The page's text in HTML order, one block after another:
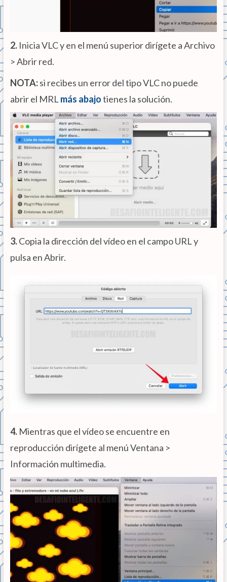
2.Inicia VLC y en el menú superior dirígete a Archivo
> Abrir red.
NOTA:si recibes un error del tipo VLC no puede
abrir el MRL más abajotienes la solución.
3.Copia la dirección del vídeo en el campo URL y
pulsa en Abrir.
4.Mientras que el vídeo se encuentre en
reproducción dirígete al menú Ventana >
Información multimedia.